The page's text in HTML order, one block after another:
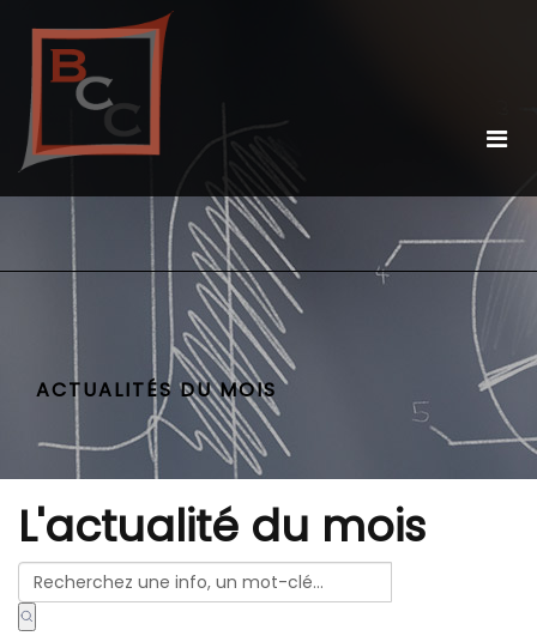
ACTUALITÉS DU MOIS
L'actualité du mois